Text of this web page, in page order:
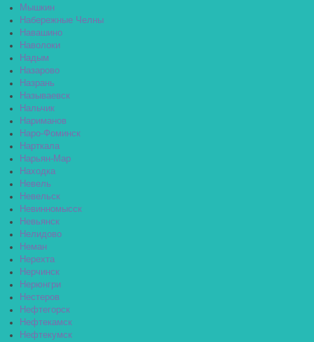
Мышкин
Набережные Челны
Навашино
Наволоки
Надым
Назарово
Назрань
Называевск
Нальчик
Нариманов
Наро-Фоминск
Нарткала
Нарьян-Мар
Находка
Невель
Невельск
Невинномысск
Невьянск
Нелидово
Неман
Нерехта
Нерчинск
Нерюнгри
Нестеров
Нефтегорск
Нефтекамск
Нефтекумск